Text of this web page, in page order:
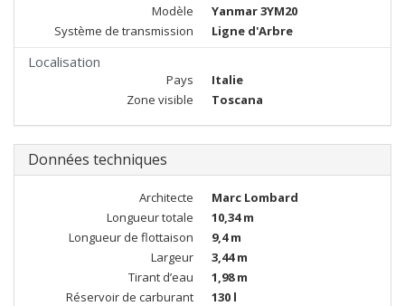
Modèle
Yanmar 3YM20
Système de transmission
Ligne d'Arbre
Localisation
Pays
Italie
Zone visible
Toscana
Données techniques
Architecte
Marc Lombard
Longueur totale
10,34 m
Longueur de flottaison
9,4 m
Largeur
3,44 m
Tirant d’eau
1,98 m
Réservoir de carburant
130 l